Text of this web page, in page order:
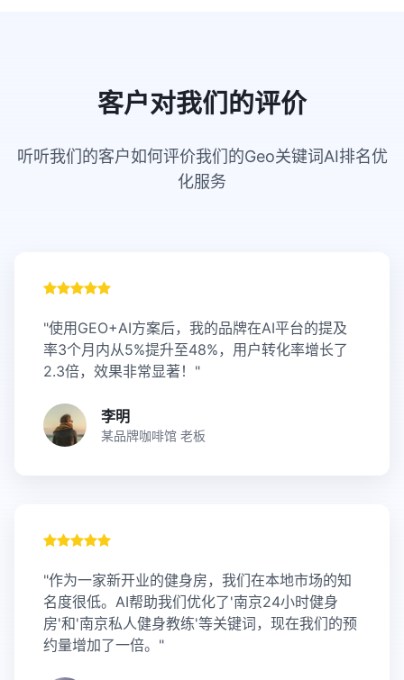
客户对我们的评价
听听我们的客户如何评价我们的Geo关键词AI排名优
化服务
"使用GEO+AI方案后，我的品牌在AI平台的提及
率3个月内从5%提升至48%，用户转化率增长了
2.3倍，效果非常显著！"
李明
某品牌咖啡馆 老板
"作为一家新开业的健身房，我们在本地市场的知
名度很低。AI帮助我们优化了'南京24小时健身
房'和'南京私人健身教练'等关键词，现在我们的预
约量增加了一倍。"